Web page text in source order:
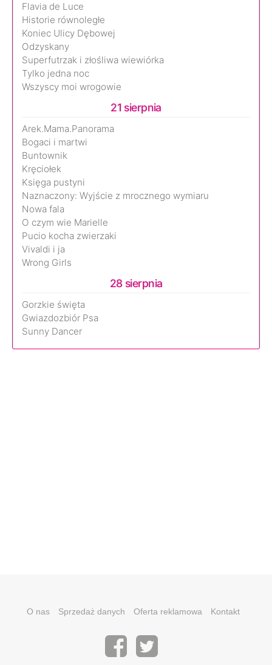
Flavia de Luce
Historie równoległe
Koniec Ulicy Dębowej
Odzyskany
Superfutrzak i złośliwa wiewiórka
Tylko jedna noc
Wszyscy moi wrogowie
21 sierpnia
Arek.Mama.Panorama
Bogaci i martwi
Buntownik
Kręciołek
Księga pustyni
Naznaczony: Wyjście z mrocznego wymiaru
Nowa fala
O czym wie Marielle
Pucio kocha zwierzaki
Vivaldi i ja
Wrong Girls
28 sierpnia
Gorzkie święta
Gwiazdozbiór Psa
Sunny Dancer
O nas Sprzedaż danych Oferta reklamowa Kontakt